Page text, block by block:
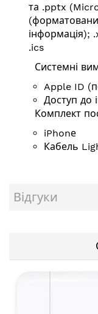
та .pptx
інформація);
.ics
Системні
Apple ID
Доступ до
Комплект
iPhonе
Кабель
Відгуки